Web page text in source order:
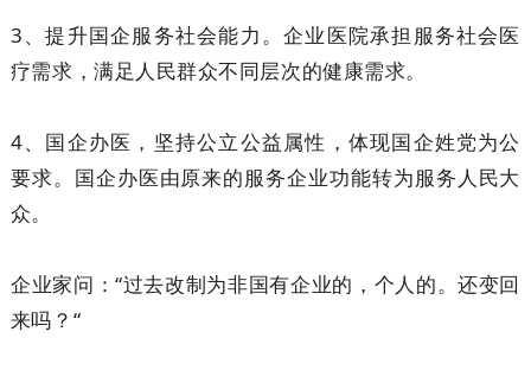
3、提升国企服务社会能力。企业医院承担服务社会医
疗需求，满足人民群众不同层次的健康需求。
4、国企办医，坚持公立公益属性，体现国企姓党为公
要求。国企办医由原来的服务企业功能转为服务人民大
众。
企业家问：“过去改制为非国有企业的，个人的。还变回
来吗？“